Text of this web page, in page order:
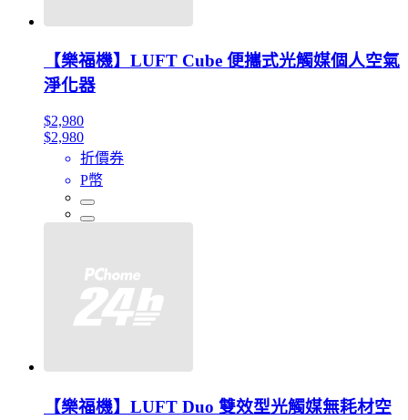
【樂福機】LUFT Cube 便攜式光觸媒個人空氣
淨化器
$2,980
$2,980
折價券
P幣
【樂福機】LUFT Duo 雙效型光觸媒無耗材空